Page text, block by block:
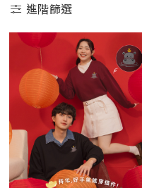
進階篩選